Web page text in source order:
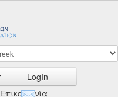
LogIn
Επικοινωνία